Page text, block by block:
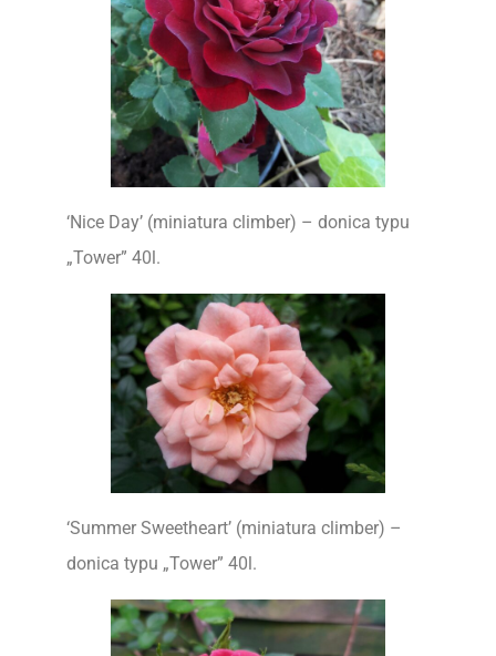
‘Nice Day’ (miniatura climber) – donica typu
„Tower” 40l.
‘Summer Sweetheart’ (miniatura climber) –
donica typu „Tower” 40l.